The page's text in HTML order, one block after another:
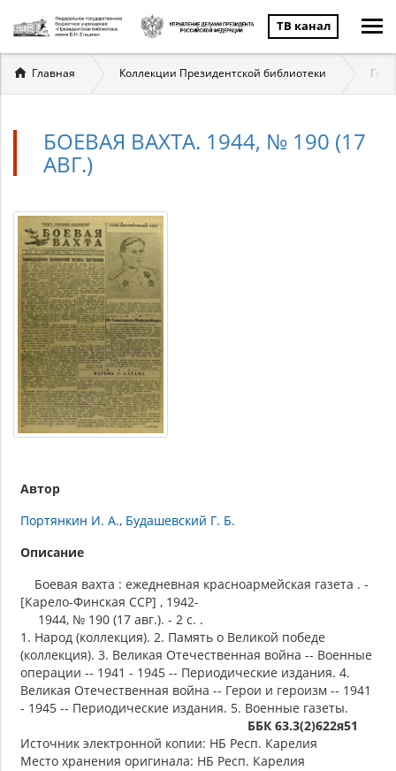
ТВ канал
Вы
здесь
Главная Коллекции Президентской библиотеки
БОЕВАЯ ВАХТА. 1944, № 190 (17
АВГ.)
Автор
Портянкин И. А. Будашевский Г. Б.
Описание
Боевая вахта : ежедневная красноармейская газета . -
[Карело-Финская ССР] , 1942-
1944, № 190 (17 авг.). - 2 c. .
1. Народ (коллекция). 2. Память о Великой победе
(коллекция). 3. Великая Отечественная война -- Военные
операции -- 1941 - 1945 -- Периодические издания. 4.
Великая Отечественная война -- Герои и героизм -- 1941
- 1945 -- Периодические издания. 5. Военные газеты.
ББК 63.3(2)622я51
Источник электронной копии: НБ Респ. Карелия
Место хранения оригинала: НБ Респ. Карелия